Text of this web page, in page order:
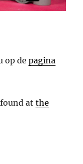
op depagina
found atthe